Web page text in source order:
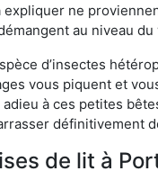
expliquer ne
au niveau
d’insectes
vous piquent et
à ces petites
définitivement
de lit à